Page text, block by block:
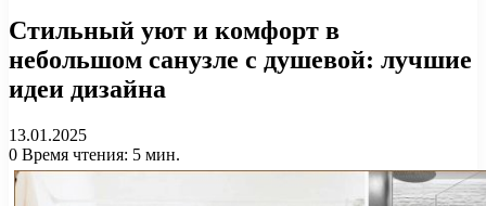
Стильный уют и комфорт в
небольшом санузле с душевой: лучшие
идеи дизайна
13.01.2025
0 Время чтения: 5 мин.